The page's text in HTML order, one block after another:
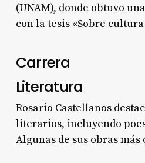
(UNAM), donde obtuvo
con la tesis «Sobre
Carrera
Literatura
Rosario Castellanos
literarios, incluyendo
Algunas de sus obras más